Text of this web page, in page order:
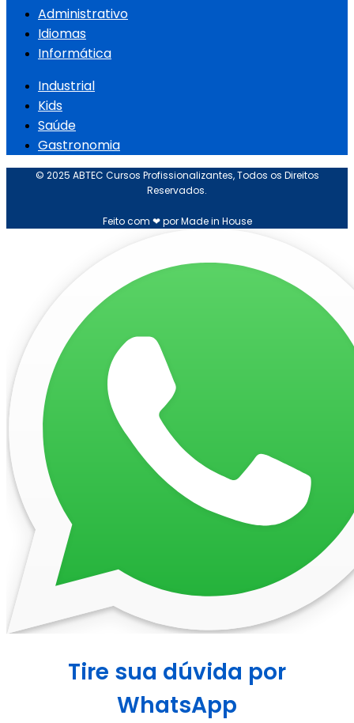
Administrativo
Idiomas
Informática
Industrial
Kids
Saúde
Gastronomia
© 2025 ABTEC Cursos Profissionalizantes, Todos os Direitos
Reservados.
Feito com ❤ por Made in House
Tire sua dúvida por
WhatsApp